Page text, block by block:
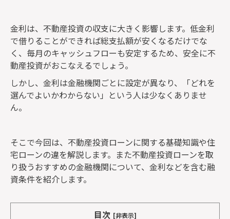
金利は、不動産投資の収支に大きく影響します。低金利
で借りることができれば総支払額が安くなるだけでな
く、毎月のキャッシュフローも安定するため、安全に不
動産投資がおこなえるでしょう。
しかし、金利は金融機関ごとに設定が異なり、「どれを
選んでよいかわからない」という人は少なくありませ
ん。
そこで今回は、不動産投資ローンに関する基礎知識や住
宅ローンの違を解説します。また不動産投資ローンを取
り扱うおすすめの金融機関について、金利などを含む融
資条件を紹介します。
目次 [非表示]